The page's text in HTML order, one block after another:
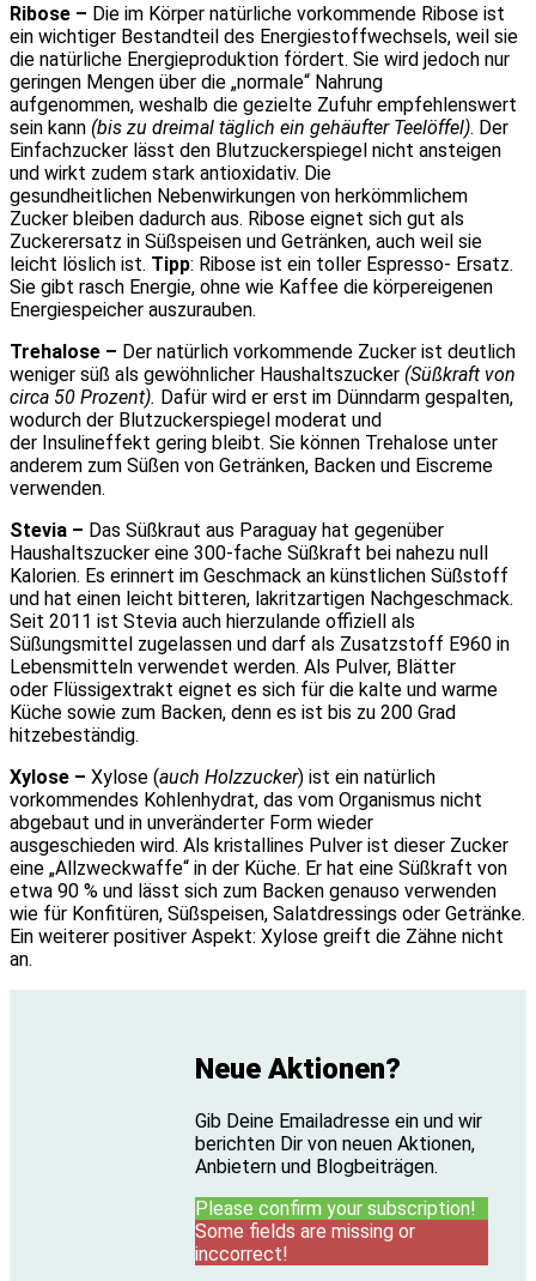
Ribose – Die im Körper natürliche vorkommende Ribose ist
ein wichtiger Bestandteil des Energiestoffwechsels, weil sie
die natürliche Energieproduktion fördert. Sie wird jedoch nur
geringen Mengen über die „normale“ Nahrung
aufgenommen, weshalb die gezielte Zufuhr empfehlenswert
sein kann (bis zu dreimal täglich ein gehäufter Teelöffel). Der
Einfachzucker lässt den Blutzuckerspiegel nicht ansteigen
und wirkt zudem stark antioxidativ. Die
gesundheitlichen Nebenwirkungen von herkömmlichem
Zucker bleiben dadurch aus. Ribose eignet sich gut als
Zuckerersatz in Süßspeisen und Getränken, auch weil sie
leicht löslich ist. Tipp: Ribose ist ein toller Espresso- Ersatz.
Sie gibt rasch Energie, ohne wie Kaffee die körpereigenen
Energiespeicher auszurauben.
Trehalose – Der natürlich vorkommende Zucker ist deutlich
weniger süß als gewöhnlicher Haushaltszucker (Süßkraft von
circa 50 Prozent). Dafür wird er erst im Dünndarm gespalten,
wodurch der Blutzuckerspiegel moderat und
der Insulineffekt gering bleibt. Sie können Trehalose unter
anderem zum Süßen von Getränken, Backen und Eiscreme
verwenden.
Stevia – Das Süßkraut aus Paraguay hat gegenüber
Haushaltszucker eine 300-fache Süßkraft bei nahezu null
Kalorien. Es erinnert im Geschmack an künstlichen Süßstoff
und hat einen leicht bitteren, lakritzartigen Nachgeschmack.
Seit 2011 ist Stevia auch hierzulande offiziell als
Süßungsmittel zugelassen und darf als Zusatzstoff E960 in
Lebensmitteln verwendet werden. Als Pulver, Blätter
oder Flüssigextrakt eignet es sich für die kalte und warme
Küche sowie zum Backen, denn es ist bis zu 200 Grad
hitzebeständig.
Xylose – Xylose (auch Holzzucker) ist ein natürlich
vorkommendes Kohlenhydrat, das vom Organismus nicht
abgebaut und in unveränderter Form wieder
ausgeschieden wird. Als kristallines Pulver ist dieser Zucker
eine „Allzweckwaffe“ in der Küche. Er hat eine Süßkraft von
etwa 90 % und lässt sich zum Backen genauso verwenden
wie für Konfitüren, Süßspeisen, Salatdressings oder Getränke.
Ein weiterer positiver Aspekt: Xylose greift die Zähne nicht
an.
Neue Aktionen?
Gib Deine Emailadresse ein und wir
berichten Dir von neuen Aktionen,
Anbietern und Blogbeiträgen.
Please confirm your subscription!
Some fields are missing or
inccorrect!